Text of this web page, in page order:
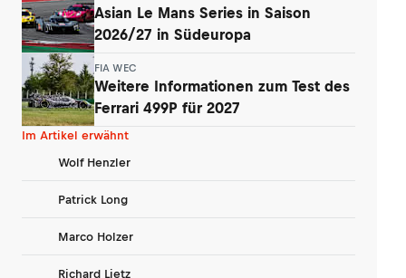
Asian Le Mans Series in Saison
2026/27 in Südeuropa
FIA WEC
Weitere Informationen zum Test des
Ferrari 499P für 2027
Im Artikel erwähnt
Wolf Henzler
Patrick Long
Marco Holzer
Richard Lietz